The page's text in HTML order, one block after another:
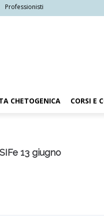
Professionisti
CHETOGENICA CORSI E
13 giugno